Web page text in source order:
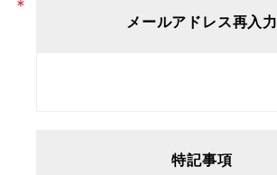
メールアドレス再入力
特記事項